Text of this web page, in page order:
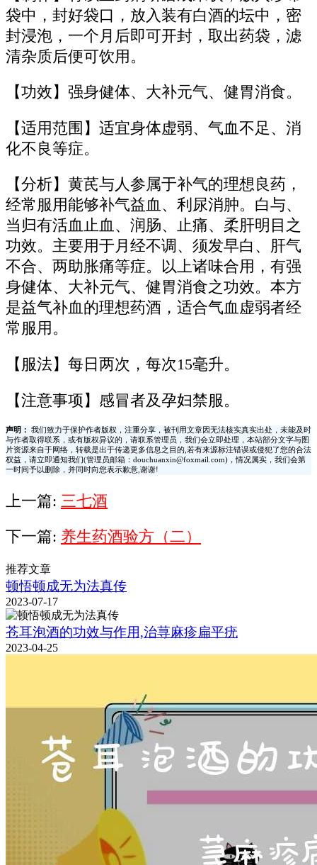
袋中，封好袋口，放入装有白酒的坛中，密
封浸泡，一个月后即可开封，取出药袋，滤
清杂质后便可饮用。
【功效】强身健体、大补元气、健胃消食。
【适用范围】适宜身体虚弱、气血不足、消
化不良等症。
【分析】黄芪与人参属于补气的理想良药，
经常服用能够补气益血、利尿消肿。白与、
当归有活血止血、润肠、止痛、柔肝明目之
功效。主要用于月经不调、须发早白、肝气
不合、两助胀痛等症。以上诸味合用，有强
身健体、大补元气、健胃消食之功效。本方
是益气补血的理想药酒，适合气血虚弱者经
常服用。
【服法】每日两次，每次15毫升。
【注意事项】感冒者及孕妇禁服。
声明：
我们致力于保护作者版权，注重分享，被刊用文章因无法核实真实出处，未能及时
与作者取得联系，或有版权异议的，请联系管理员，我们会立即处理，本站部分文字与图
片资源来自于网络，转载是出于传递更多信息之目的,若有来源标注错误或侵犯了您的合法
权益，请立即通知我们(管理员邮箱：douchuanxin@foxmail.com)，情况属实，我们会第
一时间予以删除，并同时向您表示歉意,谢谢!
上一篇: 三七酒
下一篇: 养生药酒验方（二）
推荐文章
顿悟顿成无为法真传
2023-07-17
苍耳泡酒的功效与作用,治荨麻疹扁平疣
2023-04-25